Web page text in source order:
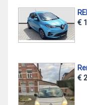
€
€